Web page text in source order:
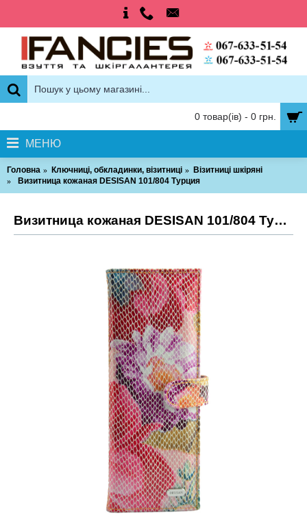
0 товар(ів) - 0 грн.
МЕНЮ
Головна Ключниці, обкладинки, візитниці
Візитниці шкіряні
Визитница кожаная DESISAN 101/804 Турция
Визитница кожаная DESISAN 101/804 Турция